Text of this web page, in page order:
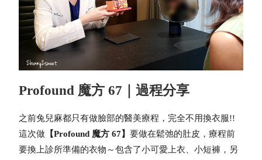
Profound 魔方 67｜過程分享
之前兔兒麻都只有做臉部的醫美療程，完全不用換衣服!!
這次做 【Profound 魔方 67】要做在鬆弛的肚皮，療程前
要換上診所準備的衣物～包含了小可愛上衣、小短褲，另